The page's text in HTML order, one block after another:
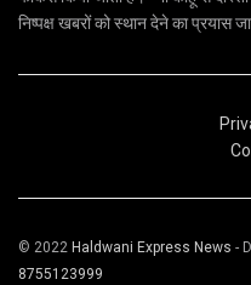
निष्पक्ष खबरों को स्थान देने का प्रयास
© 2022 Haldwani Express News -
8755123999